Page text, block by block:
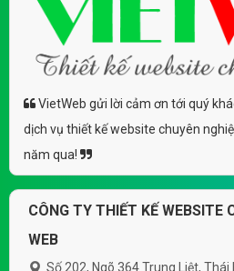
VietWeb gửi lời cảm ơn tới quý
dịch vụ thiết kế website chuyên
năm qua!
CÔNG TY THIẾT KẾ WEBSITE
WEB
Số 202, Ngõ 364 Trung Liệt, Thái